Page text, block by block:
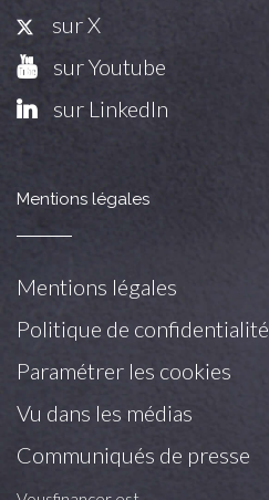
sur X
sur Youtube
sur LinkedIn
Mentions légales
Mentions légales
Politique de confidentialité
Paramétrer les cookies
Vu dans les médias
Communiqués de presse